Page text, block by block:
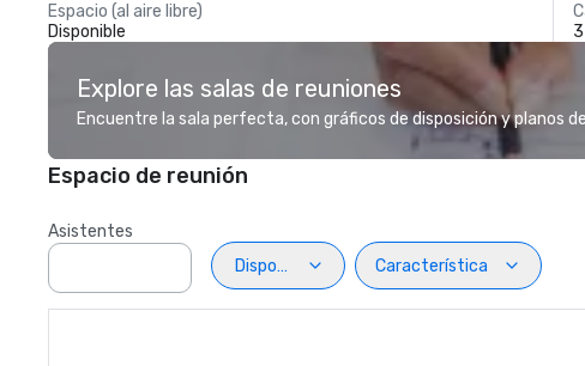
Espacio (al aire libre)
Disponible
Explore las salas de reuniones
Encuentre la sala perfecta, con gráficos de disposición y planos
Espacio de reunión
Asistentes
Disposiciön
Característica